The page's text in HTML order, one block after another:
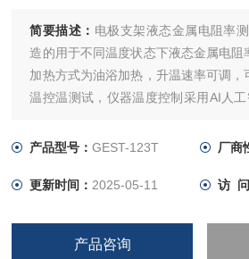
简要描述： 电极支架液态金属电阻率
造的用于不同温度状态下液态金属电阻
加热方式为油浴加热，升温速率可调
温控温测试，仪器温度控制采用AI人
产品型号：GEST-123T 厂商
更新时间： 2025-05-11 访
产品咨询